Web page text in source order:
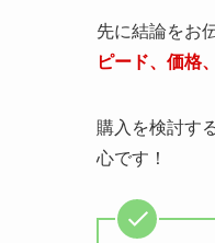
先に結論をお
ピード、価格
購入を検討す
心です！